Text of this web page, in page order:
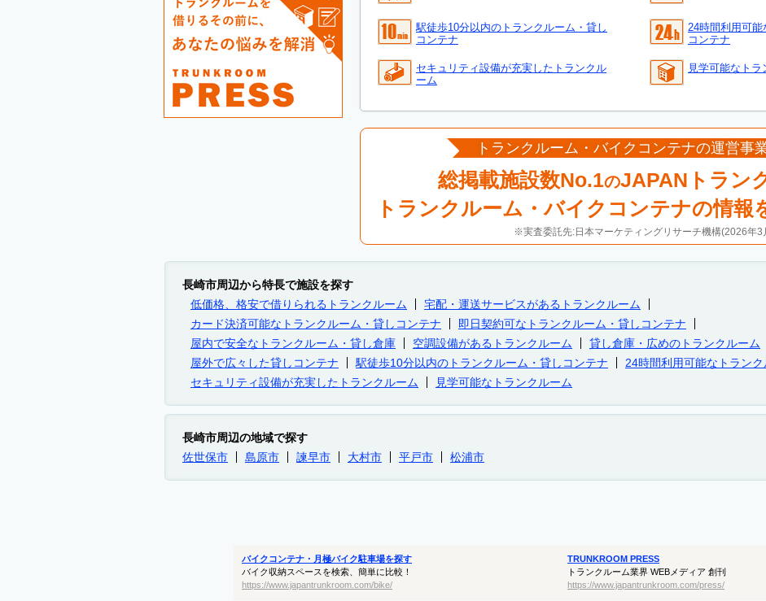
駅徒歩10分以内のトランクルーム・貸し
コンテナ
24時間利用可能
コンテナ
セキュリティ設備が充実したトランクル
ーム
見学可能なトラ
トランクルーム・バイクコンテナの運営事
総掲載施設数No.1のJAPANトラン
トランクルーム・バイクコンテナの情報
※実査委託先:日本マーケティングリサーチ機構(2026年3
長崎市周辺から特長で施設を探す
低価格、格安で借りられるトランクルーム
宅配・運送サービスがあるトランクルーム
カード決済可能なトランクルーム・貸しコンテナ
即日契約可なトランクルーム・貸しコンテナ
屋内で安全なトランクルーム・貸し倉庫
空調設備があるトランクルーム
貸し倉庫・広めのトランクルーム
屋外で広々した貸しコンテナ
駅徒歩10分以内のトランクルーム・貸しコンテナ
24時間利用可能なトラン
セキュリティ設備が充実したトランクルーム
見学可能なトランクルーム
長崎市周辺の地域で探す
佐世保市
島原市 諫早市 大村市 平戸市 松浦市
バイクコンテナ・月極バイク駐車場を探す
バイク収納スペースを検索、簡単に比較！
https://www.japantrunkroom.com/bike/
TRUNKROOM PRESS
トランクルーム業界 WEBメディア 創刊
https://www.japantrunkroom.com/press/